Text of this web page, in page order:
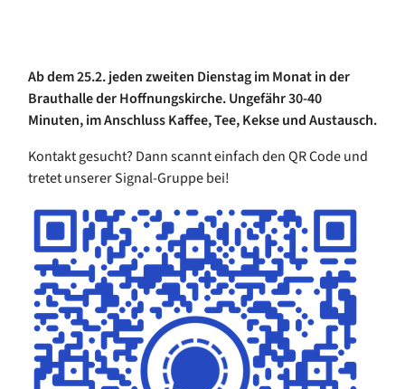
Ab dem 25.2. jeden zweiten Dienstag im Monat in der
Brauthalle der Hoffnungskirche. Ungefähr 30-40
Minuten, im Anschluss Kaffee, Tee, Kekse und Austausch.
Kontakt gesucht? Dann scannt einfach den QR Code und
tretet unserer Signal-Gruppe bei!